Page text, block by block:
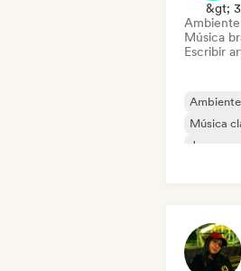
&gt;
Ambiente
Música
Escribir
Ambiente
Música
Jazz